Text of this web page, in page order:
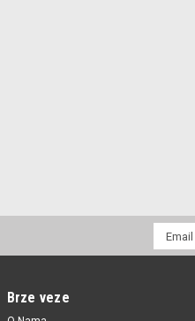
mail
Brze veze